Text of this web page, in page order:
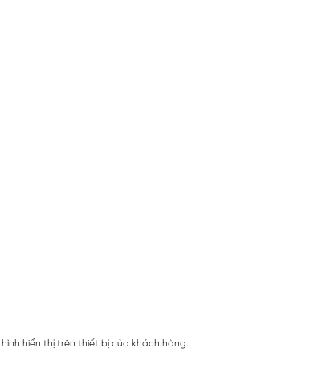
hiển thị trên thiết bị của khách hàng.